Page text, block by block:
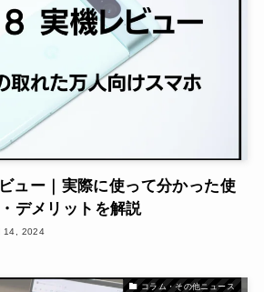
ュー｜実際に使って分かった使
デメリットを解説
14, 2024
コラム・その他ニュース